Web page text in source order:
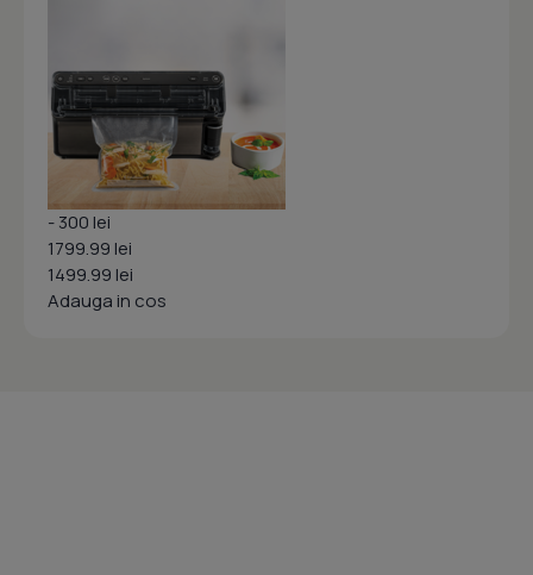
- 300 lei
1799.99 lei
1499.99 lei
Adauga in cos